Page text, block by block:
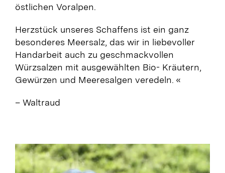
östlichen Voralpen.
Herzstück unseres Schaffens ist ein ganz
besonderes Meersalz, das wir in liebevoller
Handarbeit auch zu geschmackvollen
Würzsalzen mit ausgewählten Bio- Kräutern,
Gewürzen und Meeresalgen veredeln. «
– Waltraud